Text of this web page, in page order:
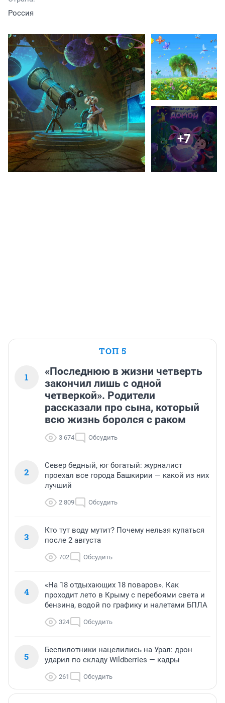
Россия
+7
ТОП 5
1
«Последнюю в жизни четверть
закончил лишь с одной
четверкой». Родители
рассказали про сына, который
всю жизнь боролся с раком
3 674 Обсудить
2
Север бедный, юг богатый: журналист
проехал все города Башкирии — какой из них
лучший
2 809 Обсудить
3
Кто тут воду мутит? Почему нельзя купаться
после 2 августа
702 Обсудить
4
«На 18 отдыхающих 18 поваров». Как
проходит лето в Крыму с перебоями света и
бензина, водой по графику и налетами БПЛА
324 Обсудить
5
Беспилотники нацелились на Урал: дрон
ударил по складу Wildberries — кадры
261 Обсудить